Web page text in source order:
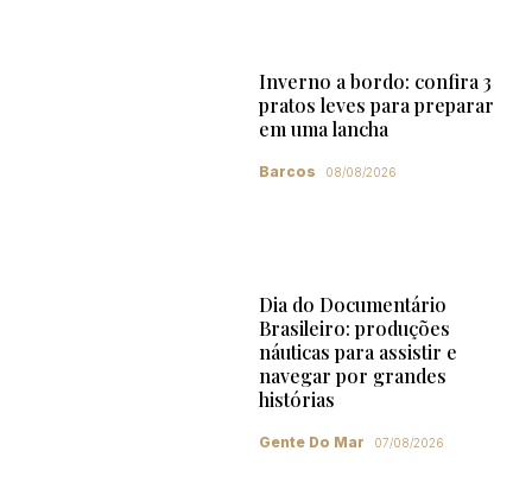
Inverno a bordo: confira 3
pratos leves para preparar
em uma lancha
Barcos 08/08/2026
Dia do Documentário
Brasileiro: produções
náuticas para assistir e
navegar por grandes
histórias
Gente Do Mar 07/08/2026